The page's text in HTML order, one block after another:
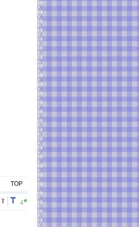
TOP
4#